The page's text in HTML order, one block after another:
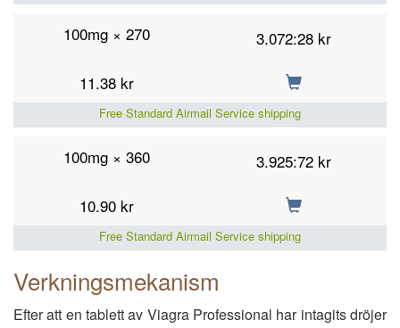
100mg × 270
3.072:28 kr
11.38 kr
Free Standard Airmail Service shipping
100mg × 360
3.925:72 kr
10.90 kr
Free Standard Airmail Service shipping
Verkningsmekanism
Efter att en tablett av Viagra Professional har intagits dröjer